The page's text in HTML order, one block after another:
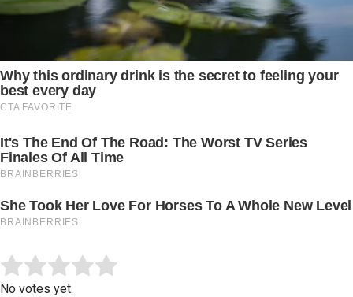
Rate this item:
No votes yet.